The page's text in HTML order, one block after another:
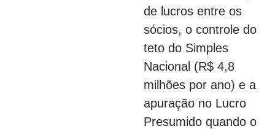
de lucros entre os
sócios, o controle do
teto do Simples
Nacional (R$ 4,8
milhões por ano) e a
apuração no Lucro
Presumido quando o